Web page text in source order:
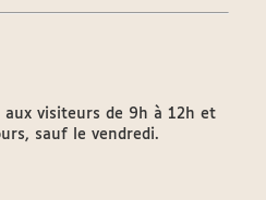
aux visiteurs de 9h à 12h et
sauf le vendredi.